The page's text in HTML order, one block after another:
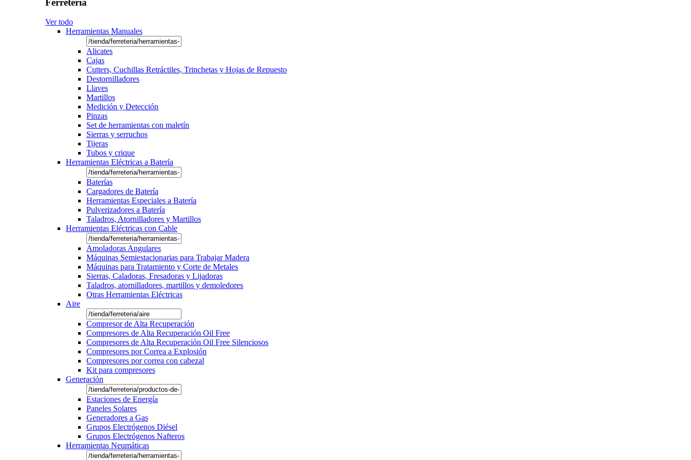
Ferretería
Ver todo
Herramientas Manuales
Alicates
Cajas
Cutters, Cuchillas Retráctiles, Trinchetas y Hojas de Repuesto
Destornilladores
Llaves
Martillos
Medición y Detección
Pinzas
Set de herramientas con maletín
Sierras y serruchos
Tijeras
Tubos y crique
Herramientas Eléctricas a Batería
Baterías
Cargadores de Batería
Herramientas Especiales a Batería
Pulverizadores a Batería
Taladros, Atornilladores y Martillos
Herramientas Eléctricas con Cable
Amoladoras Angulares
Máquinas Semiestacionarias para Trabajar Madera
Máquinas para Tratamiento y Corte de Metales
Sierras, Caladoras, Fresadoras y Lijadoras
Taladros, atornilladores, martillos y demoledores
Otras Herramientas Eléctricas
Aire
Compresor de Alta Recuperación
Compresores de Alta Recuperación Oil Free
Compresores de Alta Recuperación Oil Free Silenciosos
Compresores por Correa a Explosión
Compresores por correa con cabezal
Kit para compresores
Generación
Estaciones de Energía
Paneles Solares
Generadores a Gas
Grupos Electrógenos Diésel
Grupos Electrógenos Nafteros
Herramientas Neumáticas